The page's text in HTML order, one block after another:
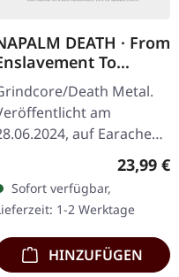
DEATH · From
To
(FDR
| GREEN LP
Death Metal.
am
auf Earache
Records. Grünes Vinyl.
Full Dynamic Range
Limitiert auf
Kopien. Napalm…
23,99 €
Sofort verfügbar,
1-2 Werktage
HINZUFÜGEN